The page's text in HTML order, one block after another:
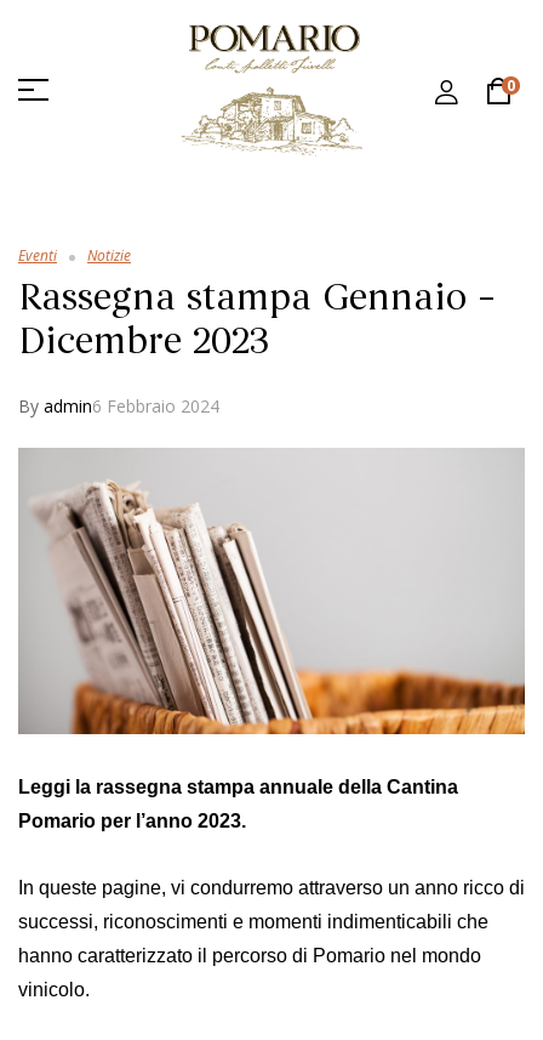
0
Eventi Notizie
Rassegna stampa Gennaio –
Dicembre 2023
By admin6 Febbraio 2024
Leggi la rassegna stampa annuale della Cantina
Pomario per l’anno 2023.
In queste pagine, vi condurremo attraverso un anno ricco di
successi, riconoscimenti e momenti indimenticabili che
hanno caratterizzato il percorso di Pomario nel mondo
vinicolo.